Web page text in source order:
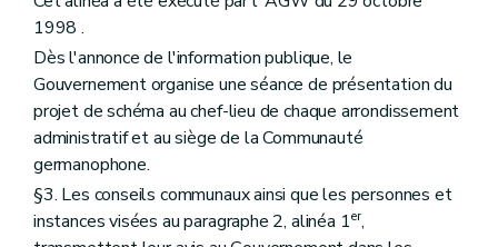
Art. 285
Art. 286
Art. 287
Section 2 Du dossier des demandes de permis de démolir
Art. 288
Art. 289
Section 3
Art. 290
Section 4 Des dossiers de demandes relatives aux travaux et actes visés par l'article 41, §1
Art. 291
1998 .
Dès l'annonce de l'information publique, le
Gouvernement organise une séance de présentation du
projet de schéma au chef-lieu de chaque arrondissement
administratif et au siège de la Communauté
germanophone.
§3. Les conseils communaux ainsi que les personnes et
instances visées au paragraphe 2, alinéa 1er,